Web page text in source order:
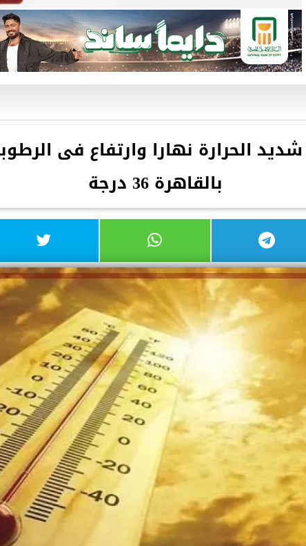
الحرارة نهارا وارتفاع فى
بالقاهرة 36 درجة